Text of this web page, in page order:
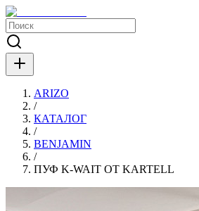
ARIZO
/
КАТАЛОГ
/
BENJAMIN
/
ПУФ K-WAIT ОТ KARTELL